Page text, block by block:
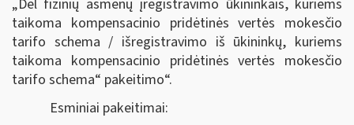
„Dėl fizinių asmenų įregistravimo ūkininkais, kuriems
taikoma kompensacinio pridėtinės vertės mokesčio
tarifo schema / išregistravimo iš ūkininkų, kuriems
taikoma kompensacinio pridėtinės vertės mokesčio
tarifo schema“ pakeitimo“.
Esminiai pakeitimai: